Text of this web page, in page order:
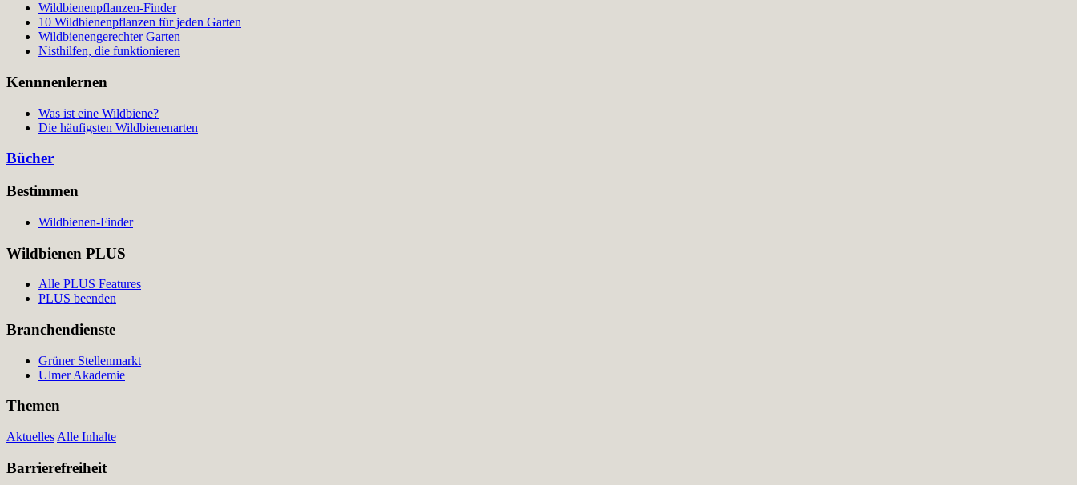
Wildbienenpflanzen-Finder
10 Wildbienenpflanzen für jeden Garten
Wildbienengerechter Garten
Nisthilfen, die funktionieren
Kennnenlernen
Was ist eine Wildbiene?
Die häufigsten Wildbienenarten
Bücher
Bestimmen
Wildbienen-Finder
Wildbienen PLUS
Alle PLUS Features
PLUS beenden
Branchendienste
Grüner Stellenmarkt
Ulmer Akademie
Themen
Aktuelles Alle Inhalte
Barrierefreiheit